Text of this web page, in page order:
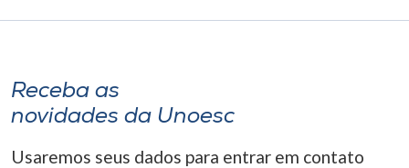
Receba as
novidades da Unoesc
Usaremos seus dados para entrar em contato